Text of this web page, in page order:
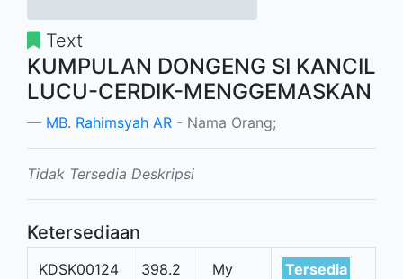
Text
KUMPULAN DONGENG SI KANCIL
LUCU-CERDIK-MENGGEMASKAN
MB. Rahimsyah AR - Nama Orang;
Tidak Tersedia Deskripsi
Ketersediaan
KDSK00124
398.2
My
Tersedia